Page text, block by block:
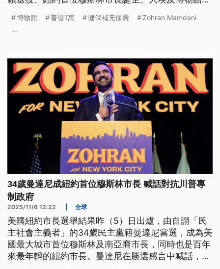
博物館 普發1萬 健保補充保費
Zohran Mamdani
...
34歲曼達尼成紐約首位穆斯林市長 喊話對抗川普專
制政府
2025/11/6 12:22 全球
美國紐約市長選舉結果昨（5）日出爐，由自詡「民
主社會主義者」的34歲民主黨籍曼達尼當選，成為美
國最大城市首位穆斯林及南亞裔市長，同時也是百年
來最年輕的紐約市長。曼達尼在勝選感言中喊話，稱